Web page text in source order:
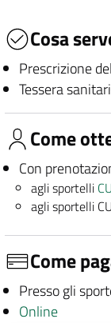
Cosa
Prescrizione
Tessera
Come
Con
agli sportelli
agli sportelli
Come
Presso gli
Online